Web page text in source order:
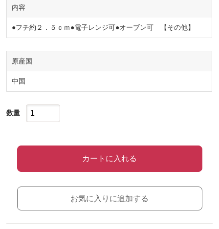
内容
●フチ約２．５ｃｍ●電子レンジ可●オーブン可 【その他】
原産国
中国
数量
カートに入れる
お気に入りに追加する